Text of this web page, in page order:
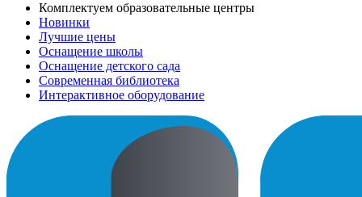
Комплектуем образовательные центры
Новинки
Лучшие цены
Оснащение школы
Оснащение детского сада
Современная библиотека
Интерактивное оборудование